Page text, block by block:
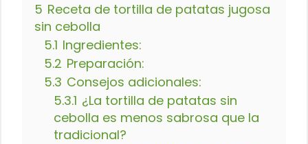
5 Receta de tortilla de patatas jugosa
sin cebolla
5.1 Ingredientes:
5.2 Preparación:
5.3 Consejos adicionales:
5.3.1 ¿La tortilla de patatas sin
cebolla es menos sabrosa que la
tradicional?